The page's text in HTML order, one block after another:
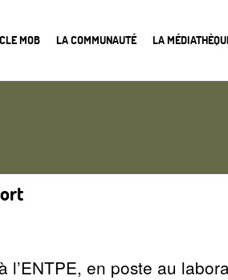
MOB LA COMMUNAUTÉ LA
l’ENTPE, en poste au